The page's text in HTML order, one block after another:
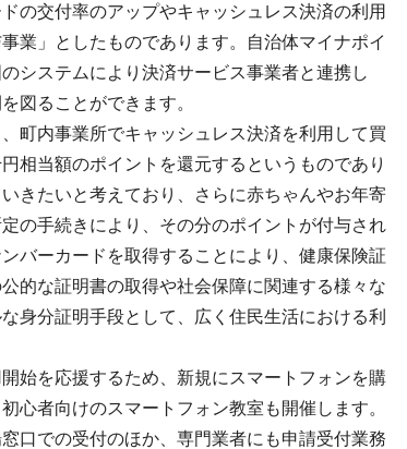
の交付率のアップやキャッシュレス決済の利用
業」としたものであります。自治体マイナポイ
システムにより決済サービス事業者と連携し
図ることができます。
町内事業所でキャッシュレス決済を利用して買
相当額のポイントを還元するというものであり
きたいと考えており、さらに赤ちゃんやお年寄
の手続きにより、その分のポイントが付与され
バーカードを取得することにより、健康保険証
的な証明書の取得や社会保障に関連する様々な
身分証明手段として、広く住民生活における利
始を応援するため、新規にスマートフォンを購
心者向けのスマートフォン教室も開催します。
口での受付のほか、専門業者にも申請受付業務